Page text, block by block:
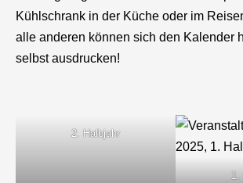
Kühlschrank in der Küche oder im
alle anderen können sich den Kalender
selbst ausdrucken!
2. Halbjahr
1.